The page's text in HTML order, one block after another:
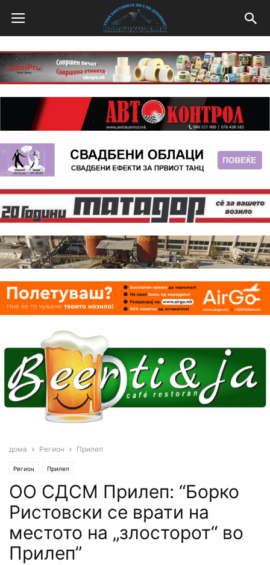
дома Регион Прилеп
Регион Прилеп
ОО СДСМ Прилеп: “Борко
Ристовски се врати на
местото на „злосторот“ во
Прилеп”